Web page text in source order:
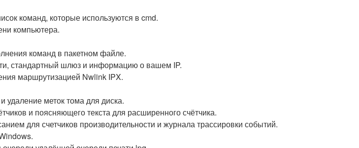
команд, которые используются в cmd.
компьютера.
команд в пакетном файле.
стандартный шлюз и информацию о вашем IP.
маршрутизацией Nwlink IPX.
удаление меток тома для диска.
и поясняющего текста для расширенного счётчика.
для счетчиков производительности и журнала трассировки событий.